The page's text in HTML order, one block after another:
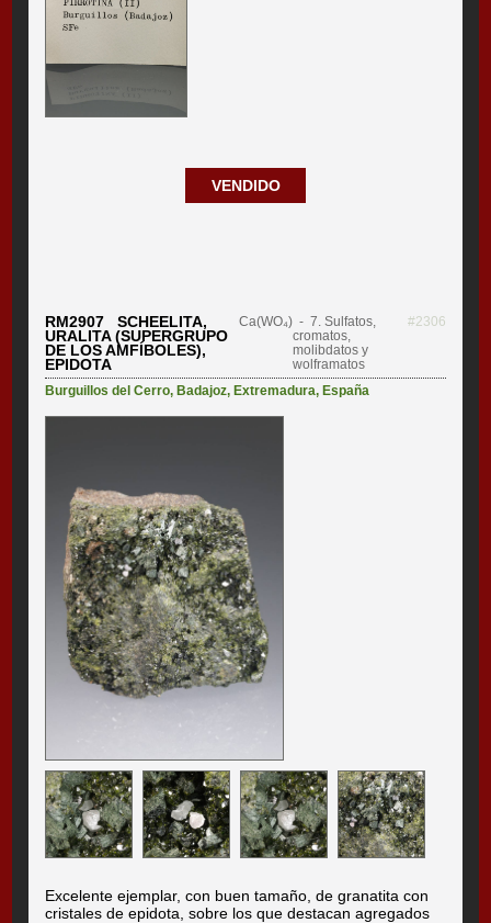
VENDIDO
RM2907 SCHEELITA,
URALITA (SUPERGRUPO
DE LOS AMFÍBOLES),
EPIDOTA
Ca(WO₄) - 7. Sulfatos,
cromatos,
molibdatos y
wolframatos
#2306
Burguillos del Cerro,Badajoz,Extremadura,España
Excelente ejemplar, con buen tamaño, de granatita con
cristales de epidota, sobre los que destacan agregados